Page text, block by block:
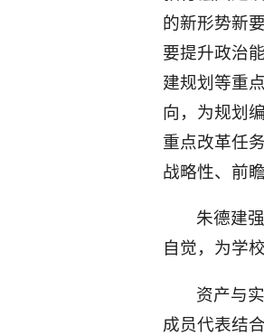
的新形势新
要提升政治
建规划等重
向，为规划
重点改革任
战略性、前
朱德建
自觉，为学
资产与
成员代表结